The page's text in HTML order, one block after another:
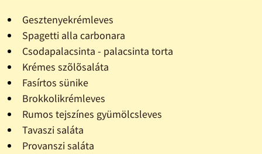
Gesztenyekrémleves
Spagetti alla carbonara
Csodapalacsinta - palacsinta torta
Krémes szõlõsaláta
Fasírtos sünike
Brokkolikrémleves
Rumos tejszínes gyümölcsleves
Tavaszi saláta
Provanszi saláta